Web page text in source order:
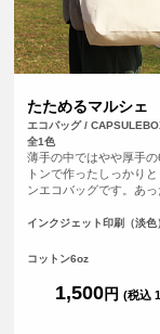
たためるマルシェ
エコバッグ /
全1色
薄手の中ではやや厚手の
トンで作ったしっかりと
ンエコバッグです。あっ
ケットに入れればコンパ
り、とてもしっかりとし
からフルカラープリント
ルエコバッグを作ること
インクジェット印刷（淡色
コットン6oz
1,500円 (税込